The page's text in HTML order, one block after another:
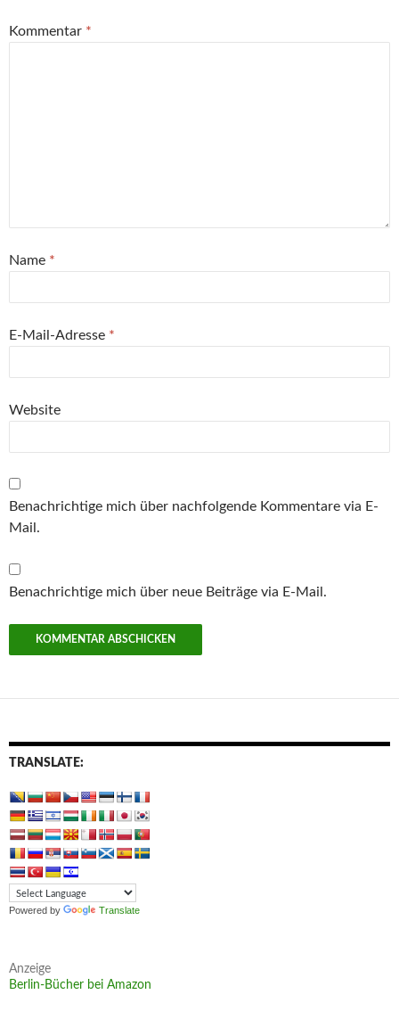
Kommentar *
Name *
E-Mail-Adresse *
Website
Benachrichtige mich über nachfolgende Kommentare via E-
Mail.
Benachrichtige mich über neue Beiträge via E-Mail.
TRANSLATE:
Powered by Translate
Anzeige
Berlin-Bücher bei Amazon